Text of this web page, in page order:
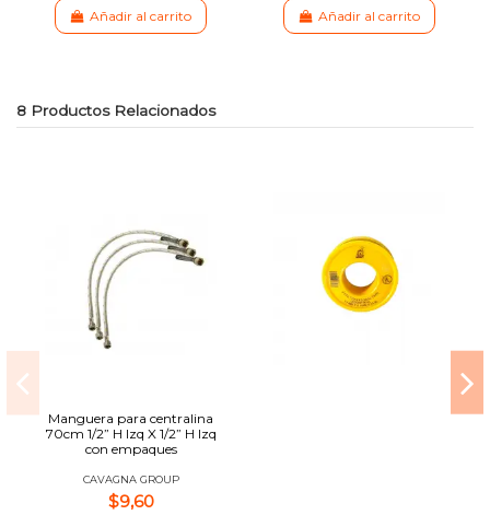
Añadir al carrito Añadir al carrito
8 Productos Relacionados
Manguera para centralina
70cm 1/2” H Izq X 1/2” H Izq
con empaques
CAVAGNA GROUP
$9,60